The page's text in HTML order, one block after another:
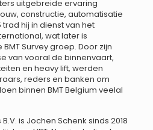
uitgebreide ervaring
constructie, automatisatie
hij in dienst van het
wat later is
Survey groep. Door zijn
van vooral de binnenvaart,
en heavy lift, werden
reders en banken om
binnen BMT Belgium veelal
is Jochen Schenk sinds 2018